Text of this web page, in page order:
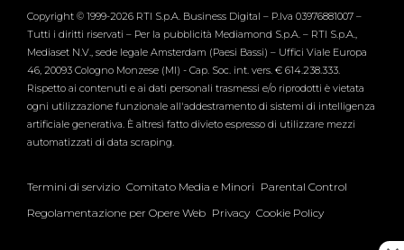
Verissimo
Copyright © 1999-2026 RTI S.p.A. Business Digital – P.Iva 03976881007 –
Tutti i diritti riservati – Per la pubblicità Mediamond S.p.A. – RTI S.p.A.,
Mediaset N.V., sede legale Amsterdam (Paesi Bassi) – Uffici Viale Europa
46, 20093 Cologno Monzese (MI) - Cap. Soc. int. vers. € 614.238.333.
Rispetto ai contenuti e ai dati personali trasmessi e/o riprodotti è vietata
ogni utilizzazione funzionale all'addestramento di sistemi di intelligenza
artificiale generativa. È altresì fatto divieto espresso di utilizzare mezzi
automatizzati di data scraping.
Termini di servizio Comitato Media e Minori Parental Control
Regolamentazione per Opere Web Privacy Cookie Policy